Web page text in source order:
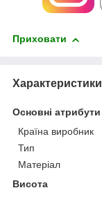
Приховати
Характеристики
Основні атрибути
Країна виробник
Тип
Матеріал
Висота